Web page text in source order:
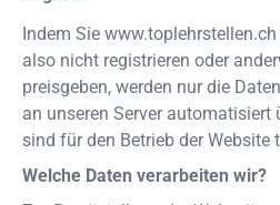
Indem Sie www.toplehrstellen.ch
also nicht registrieren oder
preisgeben, werden nur die
an unseren Server automatisiert
sind für den Betrieb der Website
Welche Daten verarbeiten wir?